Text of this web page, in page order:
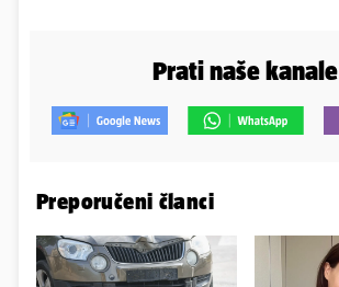
Prati naše kanale
Preporučeni članci